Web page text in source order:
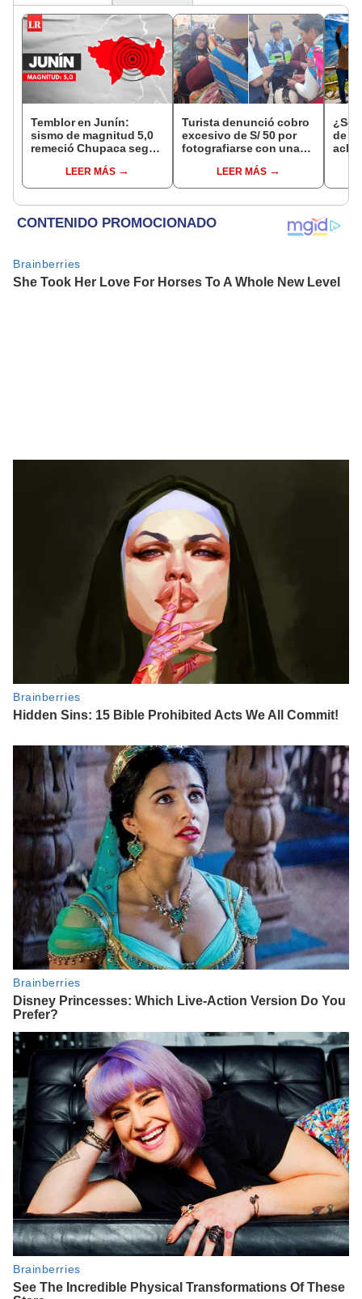
Temblor en Junín:
sismo de magnitud 5,0
remeció Chupaca según
LEER MÁS
Turista denunció cobro
excesivo de S/ 50 por
fotografiarse con una
Serenazgo recuperó el
dinero
LEER MÁS
¿Se
de